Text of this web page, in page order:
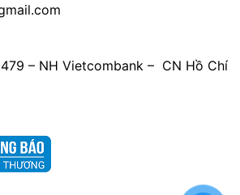
– NH Vietcombank – CN Hồ Chí